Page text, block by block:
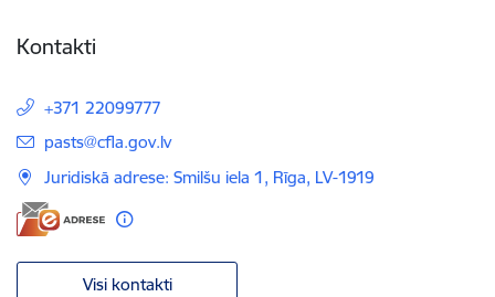
Kontakti
+371 22099777
E-pasts:
pasts@cfla.gov.lv
Juridiskā adrese: Smilšu iela 1, Rīga, LV-1919
Visi kontakti